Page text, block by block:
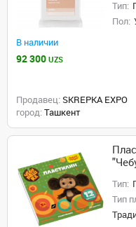
Тип:
Пол:
В наличии
92 300 UZS
Продавец: SKREPKA EXPO
город: Ташкент
Тип:
Тип